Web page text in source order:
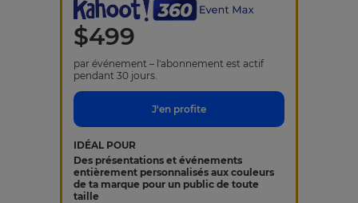
$499
par événement – l'abonnement est actif
pendant 30 jours.
J'en profite
IDÉAL POUR
Des présentations et événements
entièrement personnalisés aux couleurs
de ta marque pour un public de toute
taille